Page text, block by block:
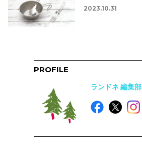
2023.10.31
PROFILE
ランドネ 編集部